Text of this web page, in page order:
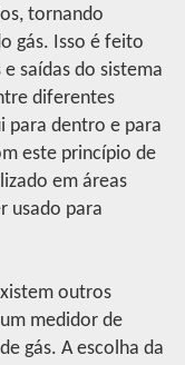
tornando
gás. Isso é feito
saídas do sistema
diferentes
para dentro e para
este princípio de
em áreas
usado para
outros
medidor de
gás. A escolha da